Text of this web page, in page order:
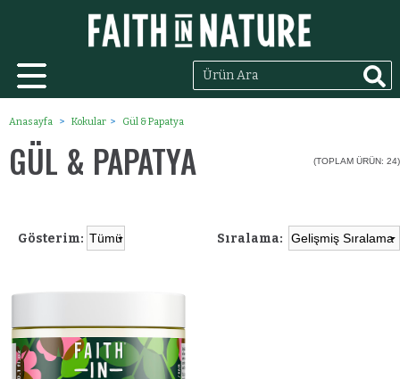
Anasayfa Kokular Gül & Papatya
GÜL & PAPATYA (TOPLAM ÜRÜN: 24)
Sıralama:
Gösterim: